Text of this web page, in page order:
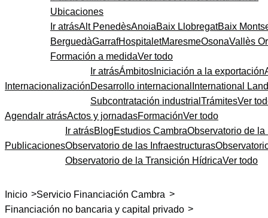
Ubicaciones
Ir atrásAlt PenedèsAnoiaBaix LlobregatBaix
BerguedàGarrafHospitaletMaresmeOsonaVallès
Formación a medidaVer todo
Internacionalización
Ir atrásÁmbitos Iniciación a la exportación
Desarrollo internacional International
Subcontratación industrial TrámitesVer
Agenda Ir atrásActos y jornadasFormaciónVer todo
Publicaciones
Ir atrásBlogEstudios CambraObservatorio de la
Observatorio de las Infraestructuras
Observatorio de la Transición HídricaVer todo
Inicio >Servicio Financiación Cambra >
Financiación no bancaria y capital privado >